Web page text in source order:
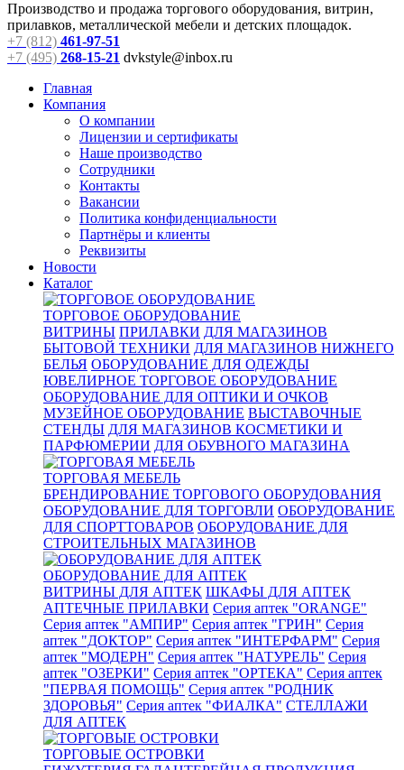
Производство и продажа торгового оборудования, витрин,
прилавков, металлической мебели и детских площадок.
+7 (812) 461-97-51
+7 (495) 268-15-21 dvkstyle@inbox.ru
Главная
Компания
О компании
Лицензии и сертификаты
Наше производство
Сотрудники
Контакты
Вакансии
Политика конфиденциальности
Партнёры и клиенты
Реквизиты
Новости
Каталог
ТОРГОВОЕ ОБОРУДОВАНИЕ
ВИТРИНЫ ПРИЛАВКИ ДЛЯ МАГАЗИНОВ
БЫТОВОЙ ТЕХНИКИ ДЛЯ МАГАЗИНОВ НИЖНЕГО
БЕЛЬЯ ОБОРУДОВАНИЕ ДЛЯ ОДЕЖДЫ
ЮВЕЛИРНОЕ ТОРГОВОЕ ОБОРУДОВАНИЕ
ОБОРУДОВАНИЕ ДЛЯ ОПТИКИ И ОЧКОВ
МУЗЕЙНОЕ ОБОРУДОВАНИЕ ВЫСТАВОЧНЫЕ
СТЕНДЫ ДЛЯ МАГАЗИНОВ КОСМЕТИКИ И
ПАРФЮМЕРИИ ДЛЯ ОБУВНОГО МАГАЗИНА
ТОРГОВАЯ МЕБЕЛЬ
БРЕНДИРОВАНИЕ ТОРГОВОГО ОБОРУДОВАНИЯ
ОБОРУДОВАНИЕ ДЛЯ ТОРГОВЛИ ОБОРУДОВАНИЕ
ДЛЯ СПОРТТОВАРОВ ОБОРУДОВАНИЕ ДЛЯ
СТРОИТЕЛЬНЫХ МАГАЗИНОВ
ОБОРУДОВАНИЕ ДЛЯ АПТЕК
ВИТРИНЫ ДЛЯ АПТЕК ШКАФЫ ДЛЯ АПТЕК
АПТЕЧНЫЕ ПРИЛАВКИ Серия аптек "ORANGE"
Серия аптек "АМПИР" Серия аптек "ГРИН" Серия
аптек "ДОКТОР" Серия аптек "ИНТЕРФАРМ" Серия
аптек "МОДЕРН" Серия аптек "НАТУРЕЛЬ" Серия
аптек "ОЗЕРКИ" Серия аптек "ОРТЕКА" Серия аптек
"ПЕРВАЯ ПОМОЩЬ" Серия аптек "РОДНИК
ЗДОРОВЬЯ" Серия аптек "ФИАЛКА" СТЕЛЛАЖИ
ДЛЯ АПТЕК
ТОРГОВЫЕ ОСТРОВКИ